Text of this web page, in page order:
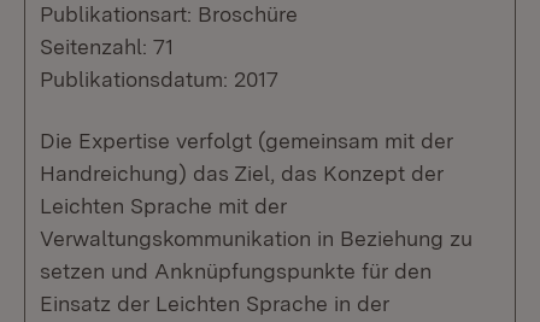
Publikationsart: Broschüre
Seitenzahl: 71
Publikationsdatum: 2017
Die Expertise verfolgt (gemeinsam mit der
Handreichung) das Ziel, das Konzept der
Leichten Sprache mit der
Verwaltungskommunikation in Beziehung zu
setzen und Anknüpfungspunkte für den
Einsatz der Leichten Sprache in der